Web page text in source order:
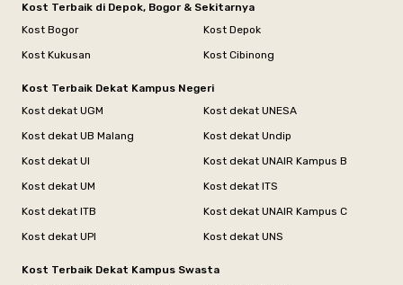
Kost Terbaik di Depok, Bogor & Sekitarnya
Kost Bogor
Kost Depok
Kost Kukusan
Kost Cibinong
Kost Terbaik Dekat Kampus Negeri
Kost dekat UGM
Kost dekat UNESA
Kost dekat UB Malang
Kost dekat Undip
Kost dekat UI
Kost dekat UNAIR Kampus B
Kost dekat UM
Kost dekat ITS
Kost dekat ITB
Kost dekat UNAIR Kampus C
Kost dekat UPI
Kost dekat UNS
Kost Terbaik Dekat Kampus Swasta